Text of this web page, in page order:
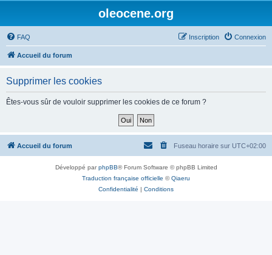
oleocene.org
FAQ Connexion
Inscription
Accueil du forum
Supprimer les cookies
Êtes-vous sûr de vouloir supprimer les cookies de ce forum ?
Accueil du forum Fuseau horaire sur UTC+02:00
Développé parphpBB® Forum Software © phpBB Limited
Traduction française officielle ©Qiaeru
Confidentialité | Conditions